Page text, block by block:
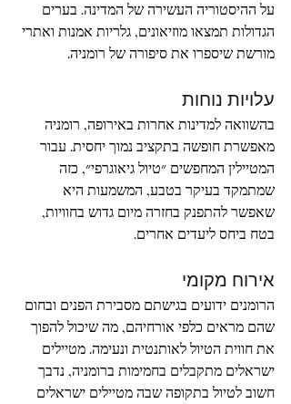
על ההיסטוריה העשירה של המדינה. בערים
הגדולות תמצאו מוזיאונים, גלריות אמנות ואתרי
מורשת שיספרו את סיפורה של רומניה.
עלויות נוחות
בהשוואה למדינות אחרות באירופה, רומניה
מאפשרת חופשה בתקציב נמוך יחסית. עבור
המטיילין המחפשים ״טיול גיאוגרפי״, כזה
שמתמקד בעיקר בטבע, המשמעות היא
שאפשר להתפנק בחזרה מיום גדוש בחוויות,
בטח ביחס ליעדים אחרים.
אירוח מקומי
הרומנים ידועים בגישתם מסבירת הפנים ובחום
שהם מראים כלפי אורחיהם, מה שיכול להפוך
את חווית הטיול לאותנטית ונעימה. מטיילים
ישראלים מתקבלים בחמימות ברומניה, נדבך
חשוב לטיול בתקופה שבה מטיילים ישראלים